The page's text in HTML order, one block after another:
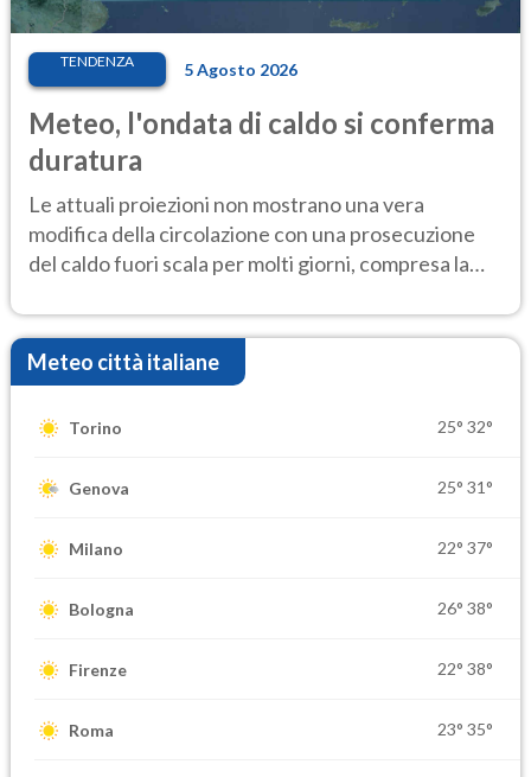
TENDENZA 5 Agosto 2026
Meteo, l'ondata di caldo si conferma
duratura
Le attuali proiezioni non mostrano una vera
modifica della circolazione con una prosecuzione
del caldo fuori scala per molti giorni, compresa la
Meteo città italiane
Torino 25° 32°
Genova 25° 31°
Milano 22° 37°
Bologna 26° 38°
Firenze 22° 38°
Roma 23° 35°